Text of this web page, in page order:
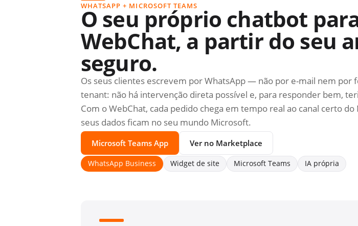
WHATSAPP + MICROSOFT TEAMS
O seu próprio chatbot
WebChat, a partir do seu
seguro.
Os seus clientes escrevem por WhatsApp — não por e-mail nem por
tenant: não há intervenção direta possível e, para responder bem,
Com o WebChat, cada pedido chega em tempo real ao canal certo
seus dados ficam no seu mundo Microsoft.
Microsoft Teams App Ver no Marketplace
WhatsApp Business Widget de site Microsoft Teams IA própria